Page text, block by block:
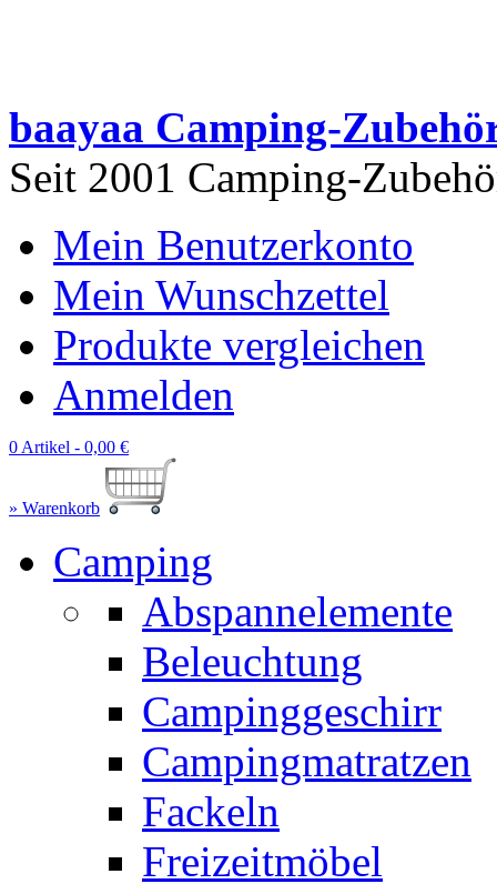
baayaa Camping-
Seit 2001 Camping-
Mein Benutzerkonto
Mein Wunschzettel
Produkte vergleichen
Anmelden
0 Artikel - 0,00 €
» Warenkorb
Camping
Abspannelemente
Beleuchtung
Campinggeschirr
Campingmatratzen
Fackeln
Freizeitmöbel